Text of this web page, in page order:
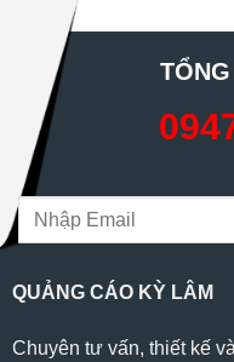
QUẢNG CÁO KỲ LÂM
Chuyên tư vấn, thiết kế